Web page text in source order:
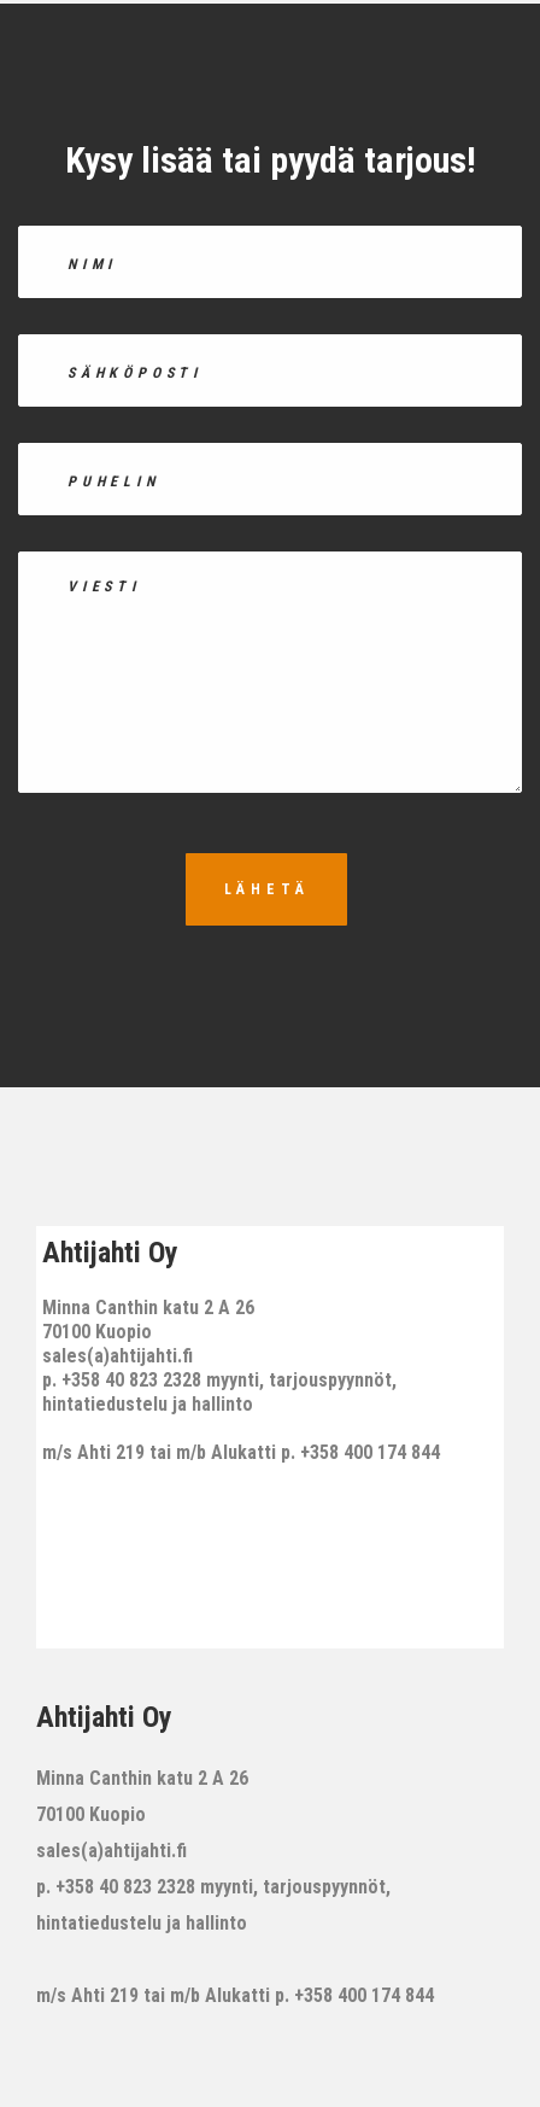
Kysy lisää tai pyydä tarjous!
LÄHETÄ
Ahtijahti Oy
Minna Canthin katu 2 A 26
70100 Kuopio
sales(a)ahtijahti.fi
p. +358 40 823 2328 myynti, tarjouspyynnöt,
hintatiedustelu ja hallinto
m/s Ahti 219 tai m/b Alukatti p. +358 400 174 844
Ahtijahti Oy
Minna Canthin katu 2 A 26
70100 Kuopio
sales(a)ahtijahti.fi
p. +358 40 823 2328 myynti, tarjouspyynnöt,
hintatiedustelu ja hallinto
m/s Ahti 219 tai m/b Alukatti p. +358 400 174 844